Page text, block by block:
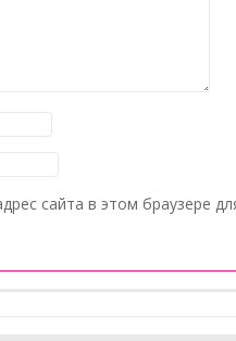
сайта в этом браузере